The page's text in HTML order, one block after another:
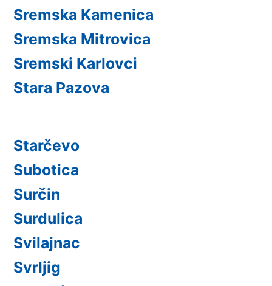
Sremska Kamenica
Sremska Mitrovica
Sremski Karlovci
Stara Pazova
Starčevo
Subotica
Surčin
Surdulica
Svilajnac
Svrljig